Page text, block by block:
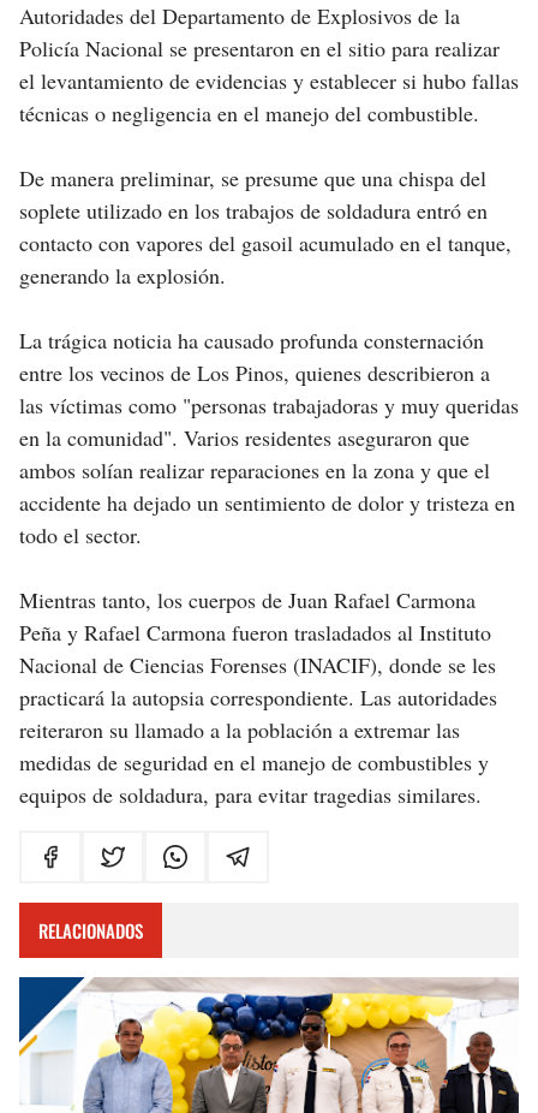
Autoridades del Departamento de Explosivos de la
Policía Nacional se presentaron en el sitio para realizar
el levantamiento de evidencias y establecer si hubo fallas
técnicas o negligencia en el manejo del combustible.
De manera preliminar, se presume que una chispa del
soplete utilizado en los trabajos de soldadura entró en
contacto con vapores del gasoil acumulado en el tanque,
generando la explosión.
La trágica noticia ha causado profunda consternación
entre los vecinos de Los Pinos, quienes describieron a
las víctimas como "personas trabajadoras y muy queridas
en la comunidad". Varios residentes aseguraron que
ambos solían realizar reparaciones en la zona y que el
accidente ha dejado un sentimiento de dolor y tristeza en
todo el sector.
Mientras tanto, los cuerpos de Juan Rafael Carmona
Peña y Rafael Carmona fueron trasladados al Instituto
Nacional de Ciencias Forenses (INACIF), donde se les
practicará la autopsia correspondiente. Las autoridades
reiteraron su llamado a la población a extremar las
medidas de seguridad en el manejo de combustibles y
equipos de soldadura, para evitar tragedias similares.
RELACIONADOS